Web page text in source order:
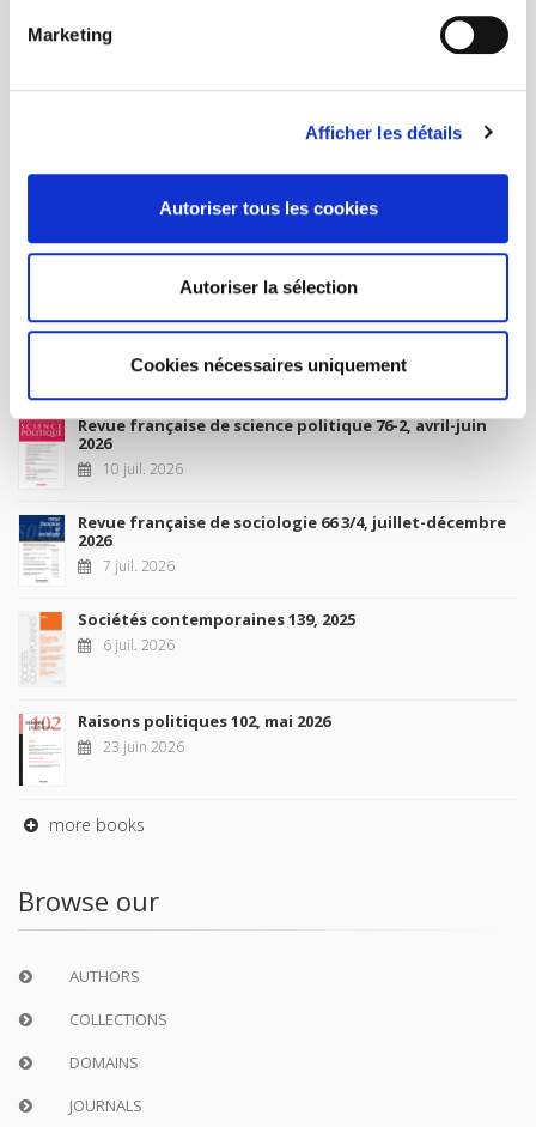
Marketing
Afficher les détails
Autoriser tous les cookies
Autoriser la sélection
Cookies nécessaires uniquement
CONDITIONS OF SALE
Future Releases
4 sept. 2026
New Releases
Revue française de science politique 76-2, avril-juin
2026
10 juil. 2026
Revue française de sociologie 66 3/4, juillet-décembre
2026
7 juil. 2026
Sociétés contemporaines 139, 2025
6 juil. 2026
Raisons politiques 102, mai 2026
23 juin 2026
more books
Browse our
AUTHORS
COLLECTIONS
DOMAINS
JOURNALS